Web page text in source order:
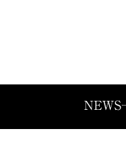
NEWS